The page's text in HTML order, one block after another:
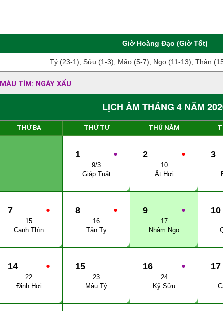
Giờ Hoàng Đạo (Giờ Tốt)
Tý (23-1), Sửu (1-3), Mão (5-7), Ngọ (11-13), Thân
MÀU TÍM: NGÀY XẤU
LỊCH ÂM THÁNG 4 NĂM
THỨ BA THỨ TƯ THỨ NĂM
●
1
9/3
Giáp Tuất
●
2
10
Ất Hợi
3
●
7
15
Canh Thìn
●
8
16
Tân Tỵ
●
9
17
Nhâm Ngọ
10
●
14
22
Đinh Hợi
15
23
Mậu Tý
●
16
24
Kỷ Sửu
17